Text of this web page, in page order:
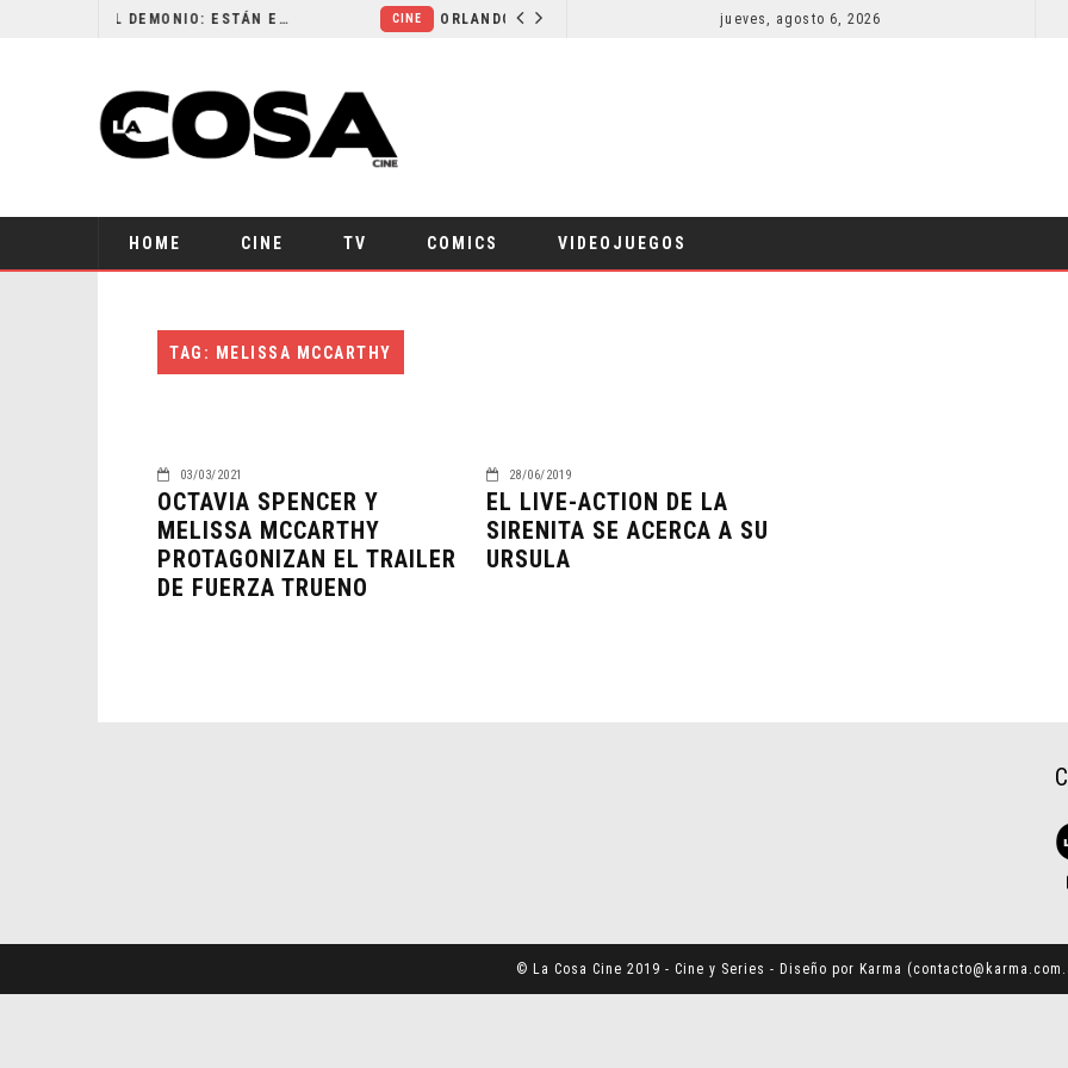
LA NOCHE DEL DEMONIO: ESTÁN ENTRE NOSOTROS – TRAILER FINAL CINE
jueves, agosto 6, 2026
HOME CINE TV COMICS VIDEOJUEGOS
TAG: MELISSA MCCARTHY
03/03/2021
OCTAVIA SPENCER Y
MELISSA MCCARTHY
PROTAGONIZAN EL TRAILER
DE FUERZA TRUENO
28/06/2019
EL LIVE-ACTION DE LA
SIRENITA SE ACERCA A SU
URSULA
© La Cosa Cine 2019 - Cine y Series - Diseño por Karma (